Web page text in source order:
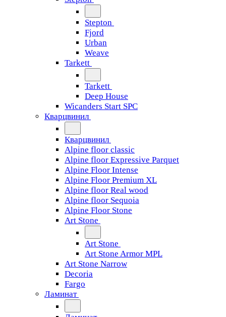
Stepton
Fjord
Urban
Weave
Tarkett
Tarkett
Deep House
Wicanders Start SPC
Кварцвинил
Кварцвинил
Alpine floor classic
Alpine floor Expressive Parquet
Alpine Floor Intense
Alpine Floor Premium XL
Alpine floor Real wood
Alpine floor Sequoia
Alpine Floor Stone
Art Stone
Art Stone
Art Stone Armor MPL
Art Stone Narrow
Decoria
Fargo
Ламинат